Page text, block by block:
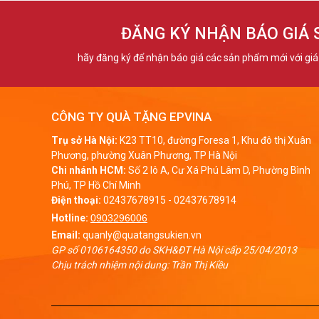
ĐĂNG KÝ NHẬN BÁO GIÁ
hãy đăng ký để nhận báo giá các sản phẩm mới với
CÔNG TY QUÀ TẶNG EPVINA
Trụ sở Hà Nội: K23 TT10, đường Foresa 1, Khu đô thị Xuân
Phương, phường Xuân Phương, TP Hà Nội
Chi nhánh HCM: Số 2 lô A, Cư Xá Phú Lâm D, Phường Bình
Phú, TP Hồ Chí Minh
Điện thoại: 02437678915 - 02437678914
Hotline: 0903296006
Email: quanly@quatangsukien.vn
GP số 0106164350 do SKH&ĐT Hà Nội cấp 25/04/2013
Chịu trách nhiệm nội dung: Trần Thị Kiều